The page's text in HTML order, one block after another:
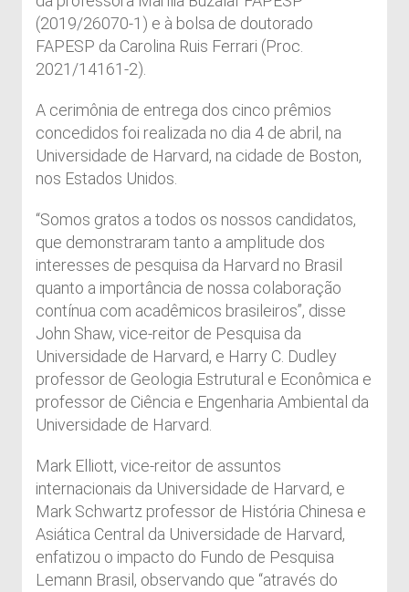
(2019/26070-1) e à bolsa de doutorado
FAPESP da Carolina Ruis Ferrari (Proc.
2021/14161-2).
A cerimônia de entrega dos cinco prêmios
concedidos foi realizada no dia 4 de abril, na
Universidade de Harvard, na cidade de Boston,
nos Estados Unidos.
“Somos gratos a todos os nossos candidatos,
que demonstraram tanto a amplitude dos
interesses de pesquisa da Harvard no Brasil
quanto a importância de nossa colaboração
contínua com acadêmicos brasileiros”, disse
John Shaw, vice-reitor de Pesquisa da
Universidade de Harvard, e Harry C. Dudley
professor de Geologia Estrutural e Econômica e
professor de Ciência e Engenharia Ambiental da
Universidade de Harvard.
Mark Elliott, vice-reitor de assuntos
internacionais da Universidade de Harvard, e
Mark Schwartz professor de História Chinesa e
Asiática Central da Universidade de Harvard,
enfatizou o impacto do Fundo de Pesquisa
Lemann Brasil, observando que “através do